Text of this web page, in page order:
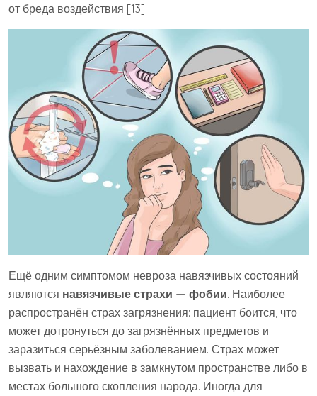
от бреда воздействия [13] .
Ещё одним симптомом невроза навязчивых состояний
являются навязчивые страхи — фобии. Наиболее
распространён страх загрязнения: пациент боится, что
может дотронуться до загрязнённых предметов и
заразиться серьёзным заболеванием. Страх может
вызвать и нахождение в замкнутом пространстве либо в
местах большого скопления народа. Иногда для